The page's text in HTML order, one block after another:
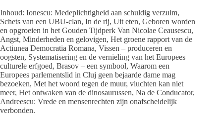
Inhoud: Ionescu: Medeplichtigheid aan schuldig verzuim,
Schets van een UBU-clan, In de rij, Uit eten, Geboren worden
en opgroeien in het Gouden Tijdperk Van Nicolae Ceausescu,
Angst, Minderheden en gelovigen, Het groene rapport van de
Actiunea Democratia Romana, Vissen – produceren en
oogsten, Systematisering en de vernieling van het Europees
culturele erfgoed, Brasov – een symbool, Waarom een
Europees parlementslid in Cluj geen bejaarde dame mag
bezoeken, Met het woord tegen de muur, vluchten kan niet
meer, Het ontwaken van de dinosaurussen, Na de Conducator,
Andreescu: Vrede en mensenrechten zijn onafscheidelijk
verbonden.